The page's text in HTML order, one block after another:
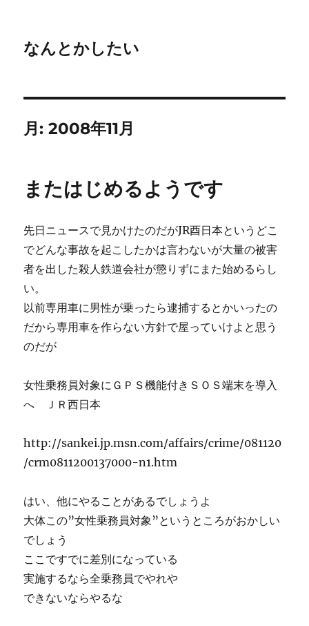
なんとかしたい
月:2008年11月
またはじめるようです
先日ニュースで見かけたのだがJR酉日本というどこ
でどんな事故を起こしたかは言わないが大量の被害
者を出した殺人鉄道会社が懲りずにまた始めるらし
い。
以前専用車に男性が乗ったら逮捕するとかいったの
だから専用車を作らない方針で屋っていけよと思う
のだが
女性乗務員対象にＧＰＳ機能付きＳＯＳ端末を導入
へ ＪＲ西日本
http://sankei.jp.msn.com/affairs/crime/081120
/crm0811200137000-n1.htm
はい、他にやることがあるでしょうよ
大体この”女性乗務員対象”というところがおかしい
でしょう
ここですでに差別になっている
実施するなら全乗務員でやれや
できないならやるな